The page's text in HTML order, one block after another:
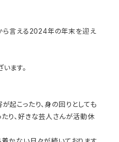
ら言える2024年の年末を迎え
ます。
起こったり、身の回りとしても
り、好きな芸人さんが活動休